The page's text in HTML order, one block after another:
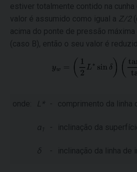
estiver totalmente contido na cunha
valor é assumido como igual a Z/2
acima do ponte de pressão máxima
(caso B), então o seu valor é
onde: L* - comprimento da
α 1 - inclinação da
δ - inclinação da linha